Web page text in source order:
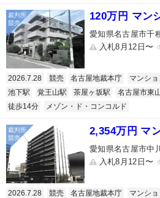
120万円 マン
愛知県名古屋市千
入札8月12日〜
2026.7.28 競売 名古屋地裁本庁 マンショ
池下駅
覚王山駅 茶屋ヶ坂駅 名古屋市東
徒歩14分
メゾン・ド・コンコルド
2,354万円 マ
愛知県名古屋市中
入札8月12日〜
2026.7.28 競売 名古屋地裁本庁 マンショ